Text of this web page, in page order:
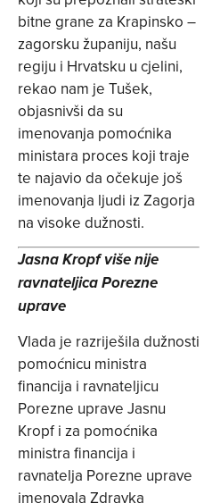
bitne grane za Krapinsko –
zagorsku županiju, našu
regiju i Hrvatsku u cjelini,
rekao nam je Tušek,
objasnivši da su
imenovanja pomoćnika
ministara proces koji traje
te najavio da očekuje još
imenovanja ljudi iz Zagorja
na visoke dužnosti.
Jasna Kropf više nije
ravnateljica Porezne
uprave
Vlada je razriješila dužnosti
pomoćnicu ministra
financija i ravnateljicu
Porezne uprave Jasnu
Kropf i za pomoćnika
ministra financija i
ravnatelja Porezne uprave
imenovala Zdravka